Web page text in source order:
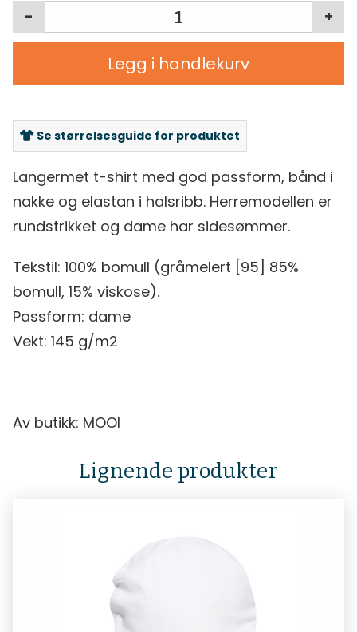
+
-
Legg i handlekurv
Se størrelsesguide for produktet
Langermet t-shirt med god passform, bånd i
nakke og elastan i halsribb. Herremodellen er
rundstrikket og dame har sidesømmer.
Tekstil: 100% bomull (gråmelert [95] 85%
bomull, 15% viskose).
Passform: dame
Vekt: 145 g/m2
Av butikk: MOOI
Lignende produkter